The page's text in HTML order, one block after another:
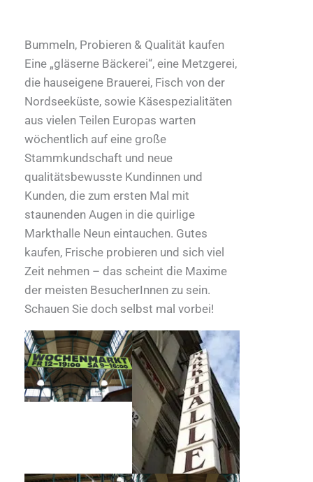
Bummeln, Probieren & Qualität kaufen
Eine „gläserne Bäckerei“, eine Metzgerei,
die hauseigene Brauerei, Fisch von der
Nordseeküste, sowie Käsespezialitäten
aus vielen Teilen Europas warten
wöchentlich auf eine große
Stammkundschaft und neue
qualitätsbewusste Kundinnen und
Kunden, die zum ersten Mal mit
staunenden Augen in die quirlige
Markthalle Neun eintauchen. Gutes
kaufen, Frische probieren und sich viel
Zeit nehmen – das scheint die Maxime
der meisten BesucherInnen zu sein.
Schauen Sie doch selbst mal vorbei!